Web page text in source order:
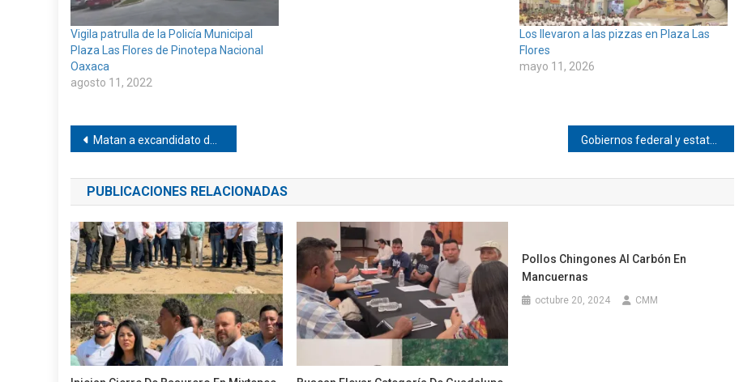
Vigila patrulla de la Policía Municipal
Plaza Las Flores de Pinotepa Nacional
Oaxaca
agosto 11, 2022
Los llevaron a las pizzas en Plaza Las
Flores
mayo 11, 2026
Navegación
de
entradas
Matan a excandidato del PT en Tacubaya
PUBLICACIONES RELACIONADAS
Pollos Chingones Al Carbón En
Mancuernas
octubre 20, 2024 CMM